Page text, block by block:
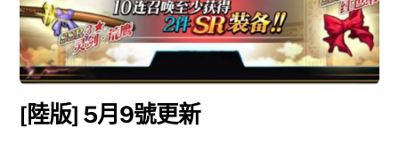
[陸版] 5月9號更新